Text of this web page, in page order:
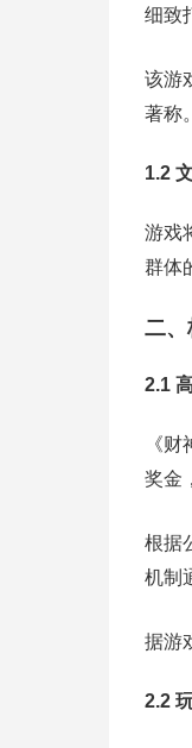
细致
该游
著称
1.2
游戏
群体
二、
2.1
《
奖金
根据
机制
据游
2.2